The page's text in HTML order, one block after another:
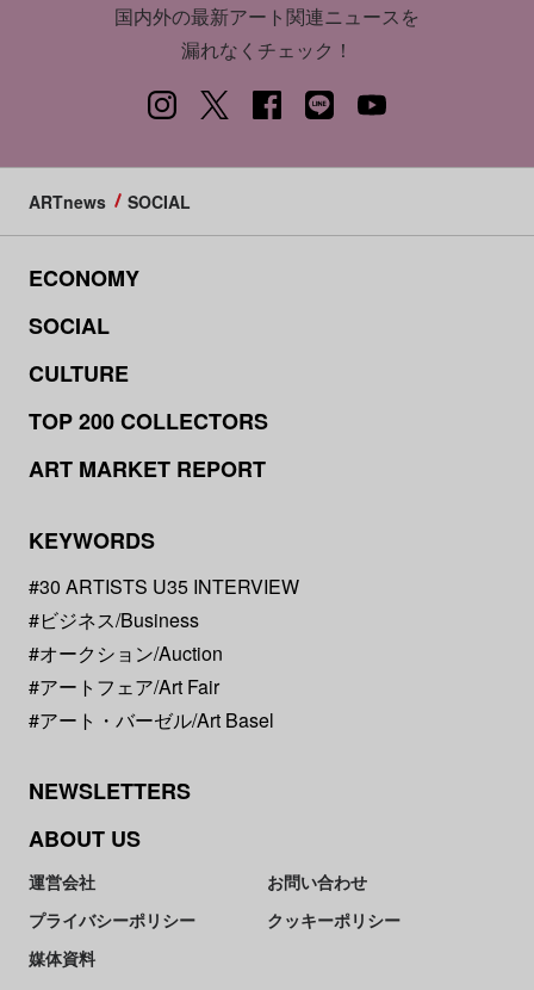
国内外の最新アート関連ニュースを
漏れなくチェック！
ARTnews SOCIAL
ECONOMY
SOCIAL
CULTURE
TOP 200 COLLECTORS
ART MARKET REPORT
KEYWORDS
#30 ARTISTS U35 INTERVIEW
#ビジネス/Business
#オークション/Auction
#アートフェア/Art Fair
#アート・バーゼル/Art Basel
NEWSLETTERS
ABOUT US
運営会社
お問い合わせ
プライバシーポリシー
クッキーポリシー
媒体資料